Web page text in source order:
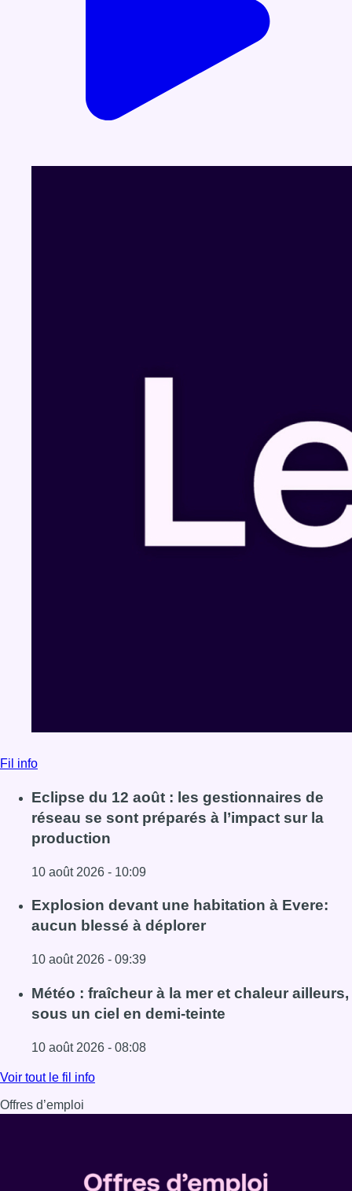
Fil info
Eclipse du 12 août : les gestionnaires de
réseau se sont préparés à l’impact sur la
production
10 août 2026 - 10:09
Lire l'article Eclipse du 12 août : les gestionnaires de
Explosion devant une habitation à Evere:
aucun blessé à déplorer
10 août 2026 - 09:39
Lire l'article Explosion devant une habitation à Evere:
Météo : fraîcheur à la mer et chaleur ailleurs,
sous un ciel en demi-teinte
10 août 2026 - 08:08
Lire l'article Météo : fraîcheur à la mer et chaleur ailleurs,
Voir tout le fil info
Offres d’emploi